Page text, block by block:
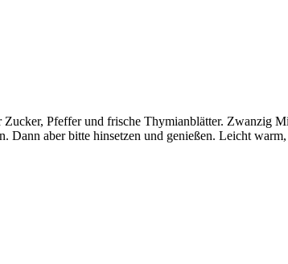
Pfeffer und frische Thymianblätter. Zwanzig
Dann aber bitte hinsetzen und genießen. Leicht